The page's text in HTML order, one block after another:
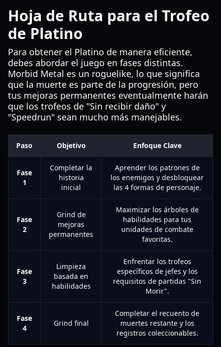
Hoja de Ruta para el Trofeo
de Platino
Para obtener el Platino de manera eficiente,
debes abordar el juego en fases distintas.
Morbid Metal es un roguelike, lo que significa
que la muerte es parte de la progresión, pero
tus mejoras permanentes eventualmente harán
que los trofeos de "Sin recibir daño" y
"Speedrun" sean mucho más manejables.
Paso Objetivo Enfoque Clave
Fase
1
Completar la
historia
inicial
Aprender los patrones de
los enemigos y desbloquear
las 4 formas de personaje.
Fase
2
Grind de
mejoras
permanentes
Maximizar los árboles de
habilidades para tus
unidades de combate
favoritas.
Fase
3
Limpieza
basada en
habilidades
Enfrentar los trofeos
específicos de jefes y los
requisitos de partidas "Sin
Morir".
Fase
4
Grind final
Completar el recuento de
muertes restante y los
registros coleccionables.